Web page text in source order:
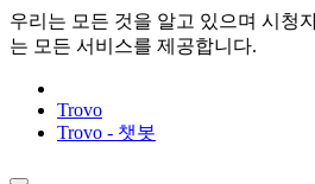
우리는 모든 것을 알고 있으며 시청
는 모든 서비스를 제공합니다.
Trovo
Trovo - 챗봇